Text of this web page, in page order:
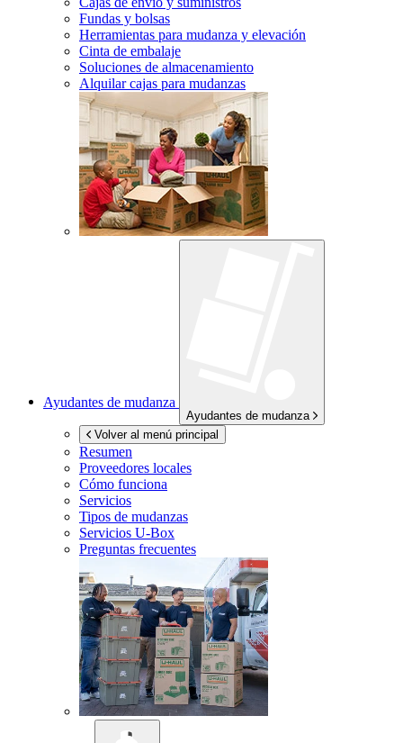
Fundas y bolsas
Herramientas para mudanza y elevación
Cinta de embalaje
Soluciones de almacenamiento
Alquilar cajas para mudanzas
Ayudantes de mudanza
Ayudantes de mudanza
Volver al menú principal
Resumen
Proveedores locales
Cómo funciona
Servicios
Tipos de mudanzas
Servicios U-Box
Preguntas frecuentes